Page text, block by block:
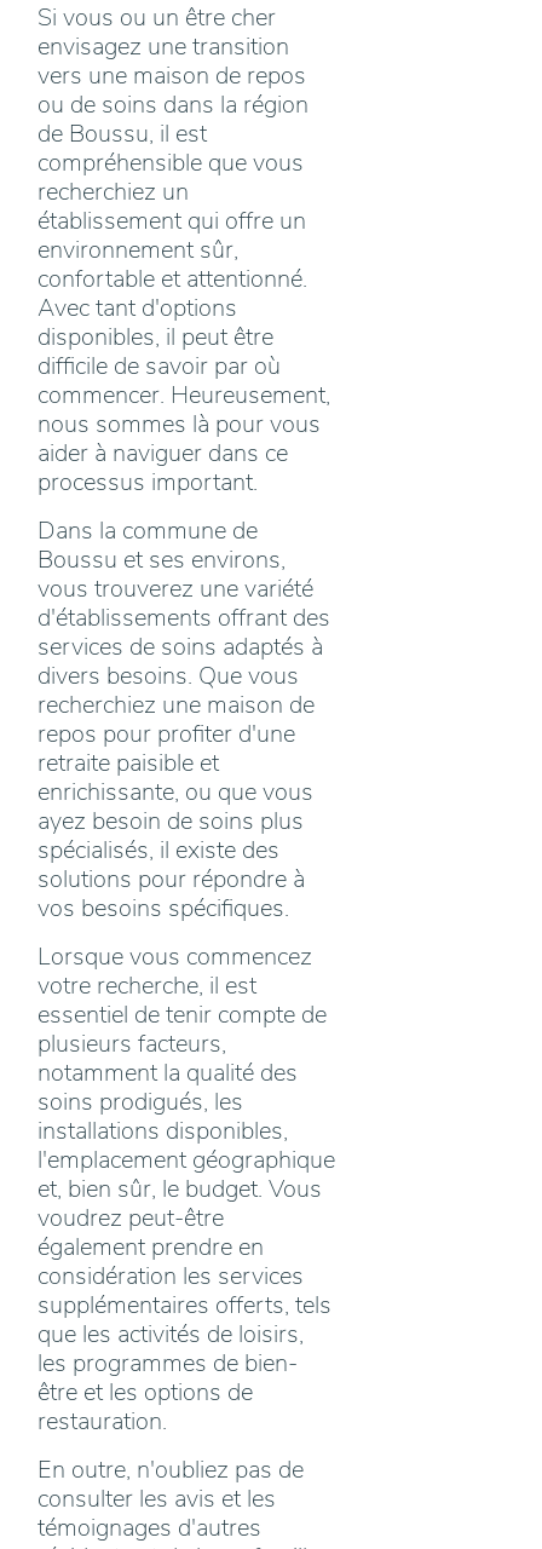
Si vous ou un être cher
envisagez une transition
vers une maison de repos
ou de soins dans la région
de Boussu, il est
compréhensible que vous
recherchiez un
établissement qui offre un
environnement sûr,
confortable et attentionné.
Avec tant d'options
disponibles, il peut être
difficile de savoir par où
commencer. Heureusement,
nous sommes là pour vous
aider à naviguer dans ce
processus important.
Dans la commune de
Boussu et ses environs,
vous trouverez une variété
d'établissements offrant des
services de soins adaptés à
divers besoins. Que vous
recherchiez une maison de
repos pour profiter d'une
retraite paisible et
enrichissante, ou que vous
ayez besoin de soins plus
spécialisés, il existe des
solutions pour répondre à
vos besoins spécifiques.
Lorsque vous commencez
votre recherche, il est
essentiel de tenir compte de
plusieurs facteurs,
notamment la qualité des
soins prodigués, les
installations disponibles,
l'emplacement géographique
et, bien sûr, le budget. Vous
voudrez peut-être
également prendre en
considération les services
supplémentaires offerts, tels
que les activités de loisirs,
les programmes de bien-
être et les options de
restauration.
En outre, n'oubliez pas de
consulter les avis et les
témoignages d'autres